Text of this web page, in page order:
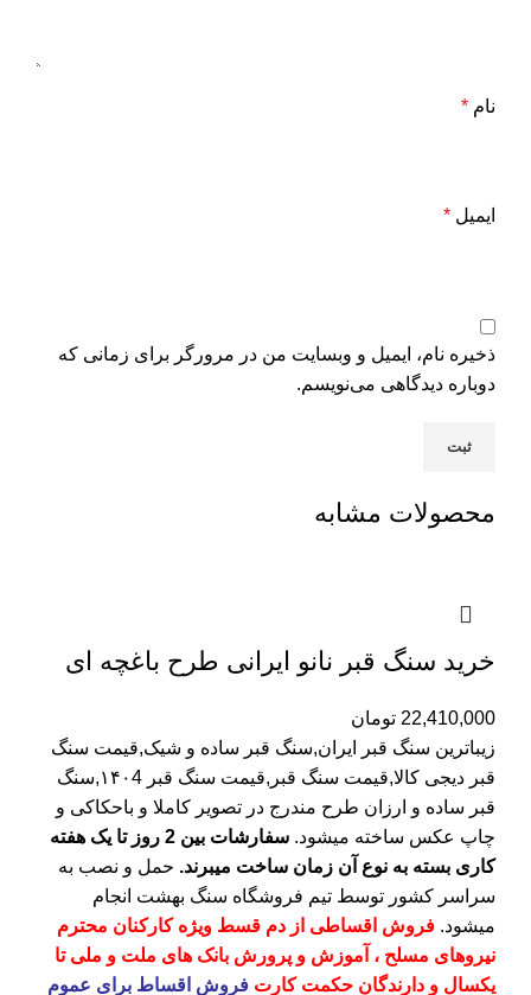
نام *
ایمیل *
ذخیره نام، ایمیل و وبسایت من در مرورگر برای زمانی که
دوباره دیدگاهی می‌نویسم.
محصولات مشابه
خرید سنگ قبر نانو ایرانی طرح باغچه ای
22,410,000 تومان
زیباترین سنگ قبر ایران,سنگ قبر ساده و شیک,قیمت سنگ
قبر دیجی کالا,قیمت سنگ قبر,قیمت سنگ قبر ۱۴۰4,سنگ
قبر ساده و ارزان طرح مندرج در تصویر کاملا و باحکاکی و
چاپ عکس ساخته میشود.
سفارشات بین 2 روز تا یک هفته
کاری بسته به نوع آن زمان ساخت میبرند. حمل و نصب به
سراسر کشور توسط تیم فروشگاه سنگ بهشت انجام
میشود. فروش اقساطی از دم قسط ویژه کارکنان محترم
نیروهای مسلح ، آموزش و پرورش بانک های ملت و ملی تا
یکسال و دارندگان حکمت کارت فروش اقساط برای عموم